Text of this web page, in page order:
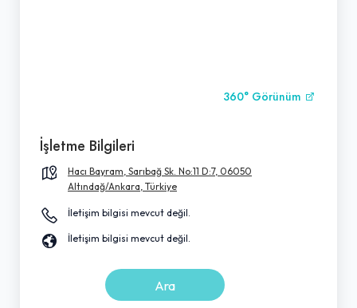
360° Görünüm
İşletme Bilgileri
Hacı Bayram, Sarıbağ Sk. No:11 D:7, 06050
Altındağ/Ankara, Türkiye
İletişim bilgisi mevcut değil.
İletişim bilgisi mevcut değil.
Ara